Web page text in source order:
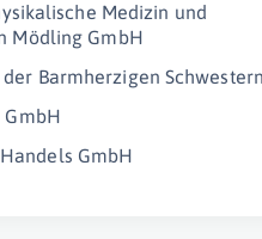
Medizin und
Mödling GmbH
Barmherzigen
Handels GmbH